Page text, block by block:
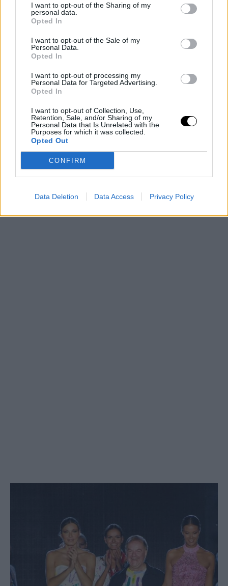
I want to opt-out of the Sharing of my
personal data.
Opted In
I want to opt-out of the Sale of my
Personal Data.
Opted In
I want to opt-out of processing my
Personal Data for Targeted Advertising.
Opted In
I want to opt-out of Collection, Use,
Retention, Sale, and/or Sharing of my
Personal Data that Is Unrelated with the
Purposes for which it was collected.
Opted Out
CONFIRM
Data Deletion Data Access Privacy Policy
και μοιράζεται συχνά με τους followers της στιγμές από την
καθημερινότητά της και τα ταξίδια της στο εξωτερικό.
Αυτή τη φορά αναπόλησε τα χρόνια που έκανε μόντελινγκ και
μοιράστηκε με τους followers αξέχαστες στιγμές της από τα
00s.